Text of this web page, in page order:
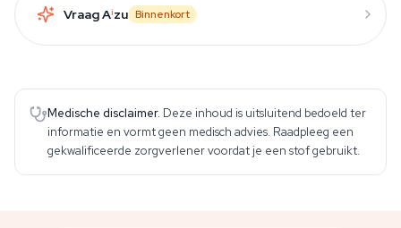
Vraag Aizu Binnenkort
Medische disclaimer. Deze inhoud is uitsluitend bedoeld ter
informatie en vormt geen medisch advies. Raadpleeg een
gekwalificeerde zorgverlener voordat je een stof gebruikt.